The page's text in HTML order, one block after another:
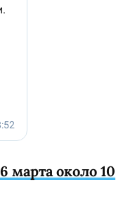
марта около 10